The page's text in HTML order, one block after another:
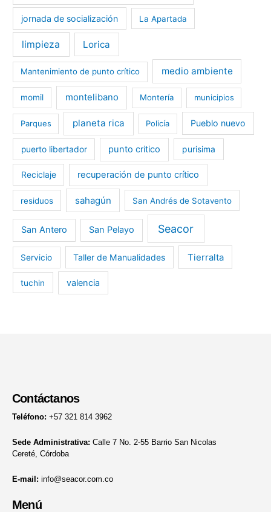
jornada de socialización La Apartada
limpieza Lorica
Mantenimiento de punto crítico medio ambiente
momil montelibano Montería municipios
Parques planeta rica Policía Pueblo nuevo
puerto libertador punto critico purisima
Reciclaje recuperación de punto crítico
residuos sahagún San Andrés de Sotavento
San Antero San Pelayo Seacor
Servicio Taller de Manualidades Tierralta
tuchin valencia
Contáctanos
Teléfono: +57 321 814 3962
Sede Administrativa: Calle 7 No. 2-55 Barrio San Nicolas
Cereté, Córdoba
E-mail: info@seacor.com.co
Menú